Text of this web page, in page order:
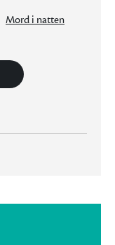
Mord i natten